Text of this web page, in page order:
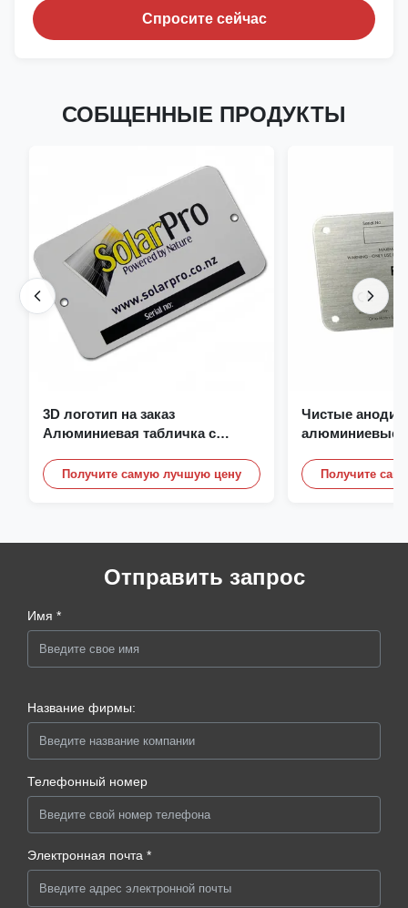
Спросите сейчас
СОБЩЕННЫЕ ПРОДУКТЫ
3D логотип на заказ
Алюминиевая табличка с
Имя таблички
Получите самую лучшую цену
Чистые
алюминиевые
Получите
Отправить запрос
Имя *
Название фирмы:
Телефонный номер
Электронная почта *